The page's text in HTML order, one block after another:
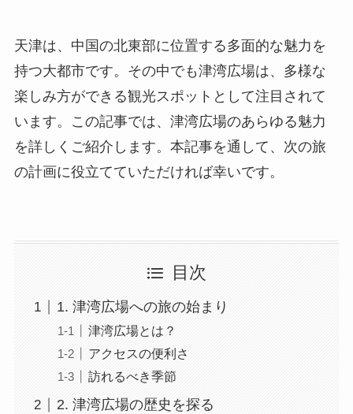
天津は、中国の北東部に位置する多面的な魅力を
持つ大都市です。その中でも津湾広場は、多様な
楽しみ方ができる観光スポットとして注目されて
います。この記事では、津湾広場のあらゆる魅力
を詳しくご紹介します。本記事を通して、次の旅
の計画に役立てていただければ幸いです。
目次
1. 津湾広場への旅の始まり
津湾広場とは？
アクセスの便利さ
訪れるべき季節
2. 津湾広場の歴史を探る